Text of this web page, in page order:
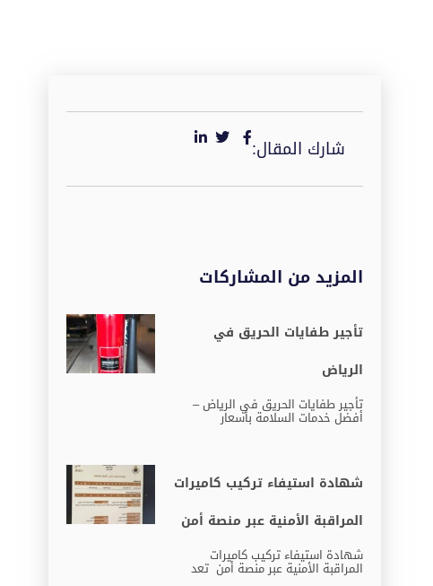
شارك المقال:
المزيد من المشاركات
تأجير طفايات الحريق في
الرياض
تأجير طفايات الحريق في الرياض –
أفضل خدمات السلامة بأسعار
شهادة استيفاء تركيب كاميرات
المراقبة الأمنية عبر منصة أمن
شهادة استيفاء تركيب كاميرات
المراقبة الأمنية عبر منصة أمن تعد